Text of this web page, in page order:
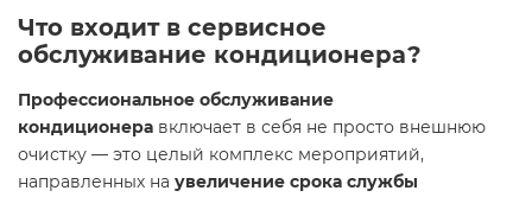
Что входит в сервисное
обслуживание кондиционера?
Профессиональное обслуживание
кондиционера включает в себя не просто внешнюю
очистку — это целый комплекс мероприятий,
направленных на увеличение срока службы